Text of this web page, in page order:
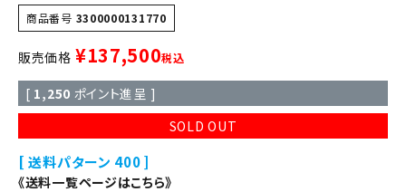
商品番号 3300000131770
販売価格 ¥137,500税込
[ 1,250 ポイント進呈 ]
SOLD OUT
送料パターン 400
《送料一覧ページはこちら》